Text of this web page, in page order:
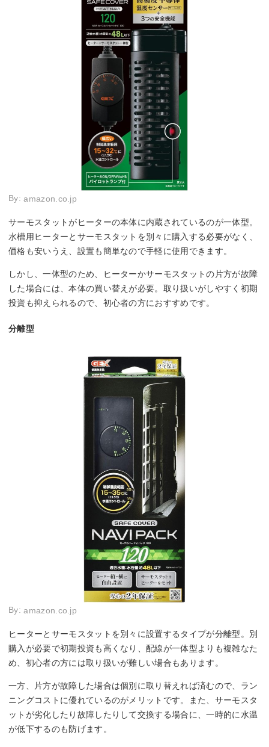
By:amazon.co.jp
サーモスタットがヒーターの本体に内蔵されているのが一体型。
水槽用ヒーターとサーモスタットを別々に購入する必要がなく、
価格も安いうえ、設置も簡単なので手軽に使用できます。
しかし、一体型のため、ヒーターかサーモスタットの片方が故障
した場合には、本体の買い替えが必要。取り扱いがしやすく初期
投資も抑えられるので、初心者の方におすすめです。
分離型
By:amazon.co.jp
ヒーターとサーモスタットを別々に設置するタイプが分離型。別
購入が必要で初期投資も高くなり、配線が一体型よりも複雑なた
め、初心者の方には取り扱いが難しい場合もあります。
一方、片方が故障した場合は個別に取り替えれば済むので、ラン
ニングコストに優れているのがメリットです。また、サーモスタ
ットが劣化したり故障したりして交換する場合に、一時的に水温
が低下するのも防げます。